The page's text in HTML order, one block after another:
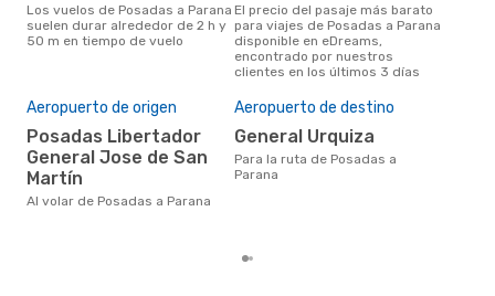
Los vuelos de Posadas a Parana
suelen durar alrededor de 2 h y
50 m en tiempo de vuelo
El precio del pasaje más barato
para viajes de Posadas a Parana
disponible en eDreams,
encontrado por nuestros
clientes en los últimos 3 días
Aeropuerto de origen
Posadas Libertador
General Jose de San
Martín
Al volar de Posadas a Parana
Aeropuerto de destino
General Urquiza
Para la ruta de Posadas a
Parana